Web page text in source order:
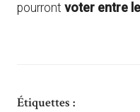
pourront voter entre
Étiquettes :